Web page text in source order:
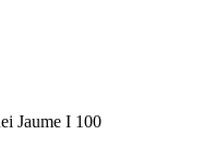
Jaume I 100